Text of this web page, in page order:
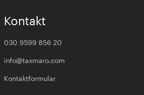
Kontakt
030 9599 856 20
info@taxmaro.com
Kontaktformular